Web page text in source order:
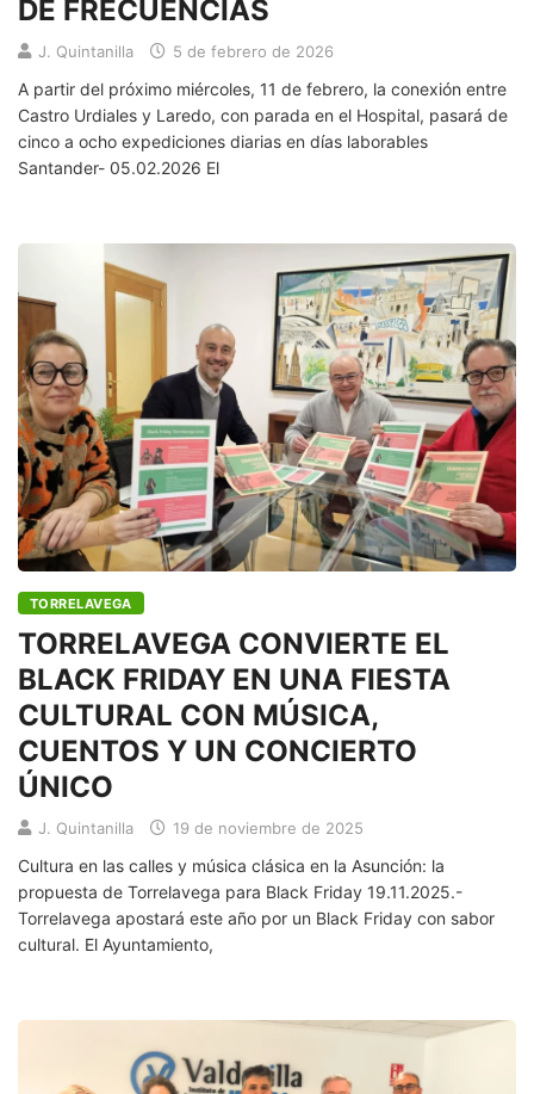
DE FRECUENCIAS
J. Quintanilla 5 de febrero de 2026
A partir del próximo miércoles, 11 de febrero, la conexión entre
Castro Urdiales y Laredo, con parada en el Hospital, pasará de
cinco a ocho expediciones diarias en días laborables
Santander- 05.02.2026 El
TORRELAVEGA
TORRELAVEGA CONVIERTE EL
BLACK FRIDAY EN UNA FIESTA
CULTURAL CON MÚSICA,
CUENTOS Y UN CONCIERTO
ÚNICO
J. Quintanilla 19 de noviembre de 2025
Cultura en las calles y música clásica en la Asunción: la
propuesta de Torrelavega para Black Friday 19.11.2025.-
Torrelavega apostará este año por un Black Friday con sabor
cultural. El Ayuntamiento,